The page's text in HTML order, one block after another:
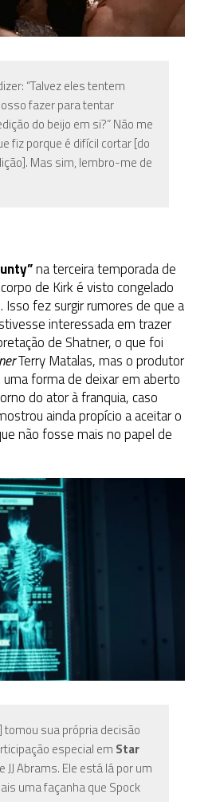
“Talvez eles tentem
fazer para tentar
do beijo em si?” Não me
fiz porque é difícil cortar [do
Mas sim, lembro-me de
na terceira temporada de
de Kirk é visto congelado
fez surgir rumores de que a
interessada em trazer
de Shatner, o que foi
Terry Matalas, mas o produtor
forma de deixar em aberto
do ator à franquia, caso
ainda propício a aceitar o
não fosse mais no papel de
tomou sua própria decisão
especial em Star
JJ Abrams. Ele está lá por um
uma façanha que Spock